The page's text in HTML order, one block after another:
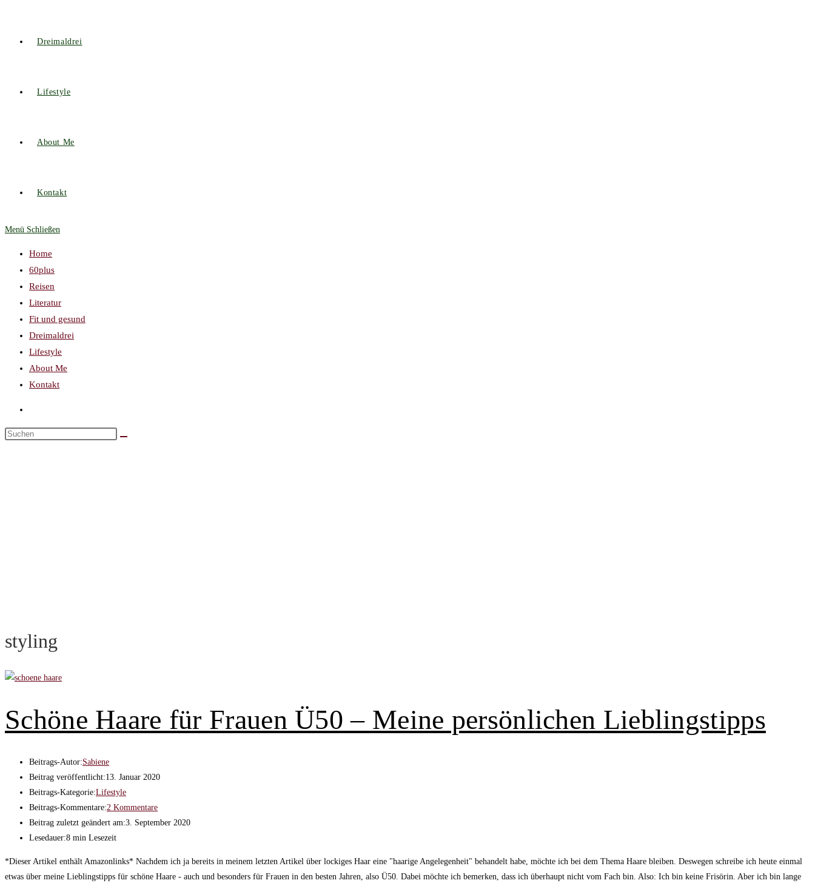
Dreimaldrei
Lifestyle
About Me
Kontakt
Menü Schließen
Home
60plus
Reisen
Literatur
Fit und gesund
Dreimaldrei
Lifestyle
About Me
Kontakt
styling
Schöne Haare für Frauen Ü50 – Meine persönlichen Lieblingstipps
Beitrags-Autor:Sabiene
Beitrag veröffentlicht:13. Januar 2020
Beitrags-Kategorie:Lifestyle
Beitrags-Kommentare:2 Kommentare
Beitrag zuletzt geändert am:3. September 2020
Lesedauer:8 min Lesezeit
*Dieser Artikel enthält Amazonlinks* Nachdem ich ja bereits in meinem letzten Artikel über lockiges Haar eine "haarige Angelegenheit" behandelt habe, möchte ich bei dem Thema Haare bleiben. Deswegen schreibe ich heute einmal
etwas über meine Lieblingstipps für schöne Haare - auch und besonders für Frauen in den besten Jahren, also Ü50. Dabei möchte ich bemerken, dass ich überhaupt nicht vom Fach bin. Also: Ich bin keine Frisörin. Aber ich bin lange